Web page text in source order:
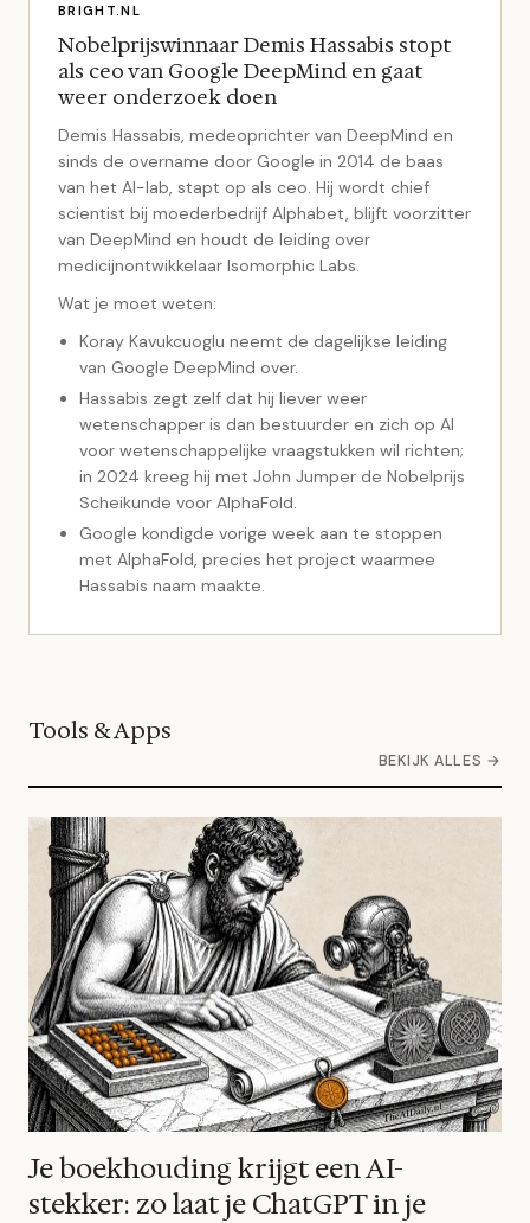
BRIGHT.NL
Nobelprijswinnaar Demis Hassabis stopt
als ceo van Google DeepMind en gaat
weer onderzoek doen
Demis Hassabis, medeoprichter van DeepMind en
sinds de overname door Google in 2014 de baas
van het AI-lab, stapt op als ceo. Hij wordt chief
scientist bij moederbedrijf Alphabet, blijft voorzitter
van DeepMind en houdt de leiding over
medicijnontwikkelaar Isomorphic Labs.
Wat je moet weten:
Koray Kavukcuoglu neemt de dagelijkse leiding
van Google DeepMind over.
Hassabis zegt zelf dat hij liever weer
wetenschapper is dan bestuurder en zich op AI
voor wetenschappelijke vraagstukken wil richten;
in 2024 kreeg hij met John Jumper de Nobelprijs
Scheikunde voor AlphaFold.
Google kondigde vorige week aan te stoppen
met AlphaFold, precies het project waarmee
Hassabis naam maakte.
Tools & Apps
BEKIJK ALLES →
Je boekhouding krijgt een AI-
stekker: zo laat je ChatGPT in je